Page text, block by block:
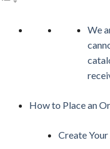
We
How to Place an
Create